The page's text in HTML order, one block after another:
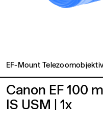
EF-Mount Telezoomobjektiv
Canon EF 100
IS USM
| 1x